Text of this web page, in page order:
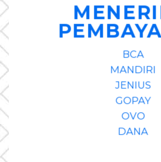
BCA
MANDIRI
JENIUS
GOPAY
OVO
DANA